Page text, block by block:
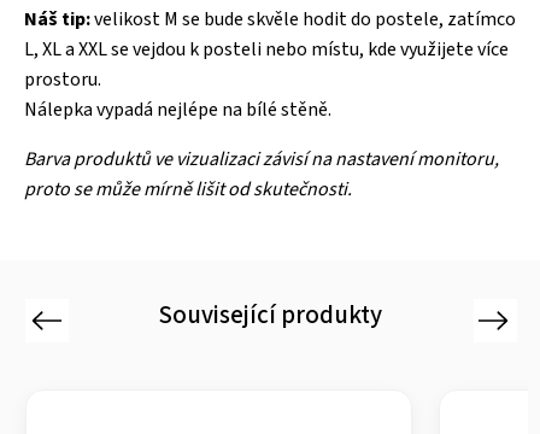
Náš tip:velikost M se bude skvěle hodit do postele, zatímco
L, XL a XXL se vejdou k posteli nebo místu, kde využijete více
prostoru.
Nálepka vypadá nejlépe na bílé stěně.
Barva produktů ve vizualizaci závisí na nastavení monitoru,
proto se může mírně lišit od skutečnosti.
Související produkty
Previous Next